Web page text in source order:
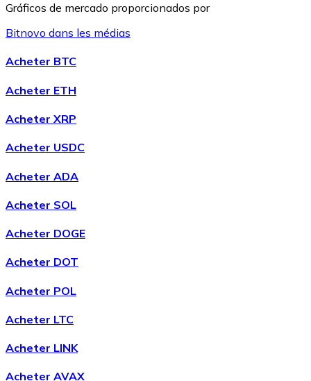
Litecoin
XRP
XRP
Gráficos de mercado proporcionados por
Bitnovo dans les médias
Acheter BTC
Acheter ETH
Acheter XRP
Acheter USDC
Acheter ADA
Acheter SOL
Acheter DOGE
Acheter DOT
Acheter POL
Acheter LTC
Acheter LINK
Acheter AVAX